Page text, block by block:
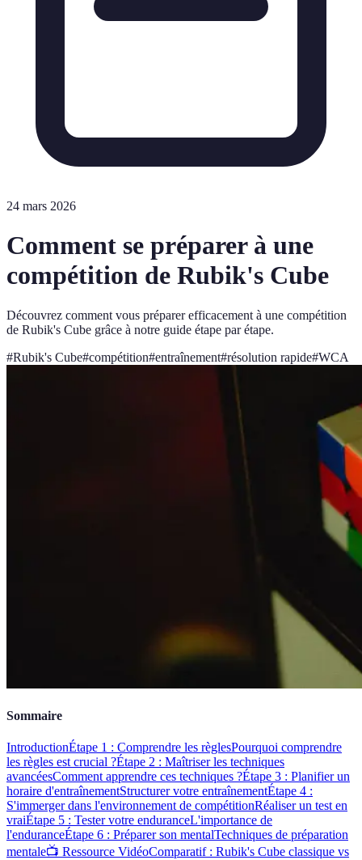
24 mars 2026
Comment se préparer à une
compétition de Rubik's Cube
Découvrez comment vous préparer efficacement à une compétition
de Rubik's Cube grâce à notre guide étape par étape.
#Rubik's Cube#compétition#entraînement#résolution rapide#WCA
Sommaire
IntroductionÉtape 1 : Comprendre les règlesPourquoi comprendre
les règles est crucial ?Étape 2 : Maîtriser les techniques
avancéesComment apprendre ces techniques ?Étape 3 : Planifier un
horaire d'entraînementStructurer votre entraînementÉtape 4 :
S'immerger dans l'environnement de compétitionRéaliser un test en
vraiÉtape 5 : Tester votre enduranceL'importance de
l'enduranceÉtape 6 : Préparer son mentalTechniques de préparation
mentale📺 Ressource VidéoComparatif : Rubik's Cube classique vs